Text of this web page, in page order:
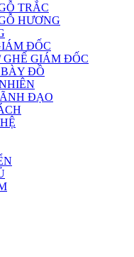
TRẮC
HƯƠNG
ĐỐC
GIÁM ĐỐC
ĐỒ
ĐẠO